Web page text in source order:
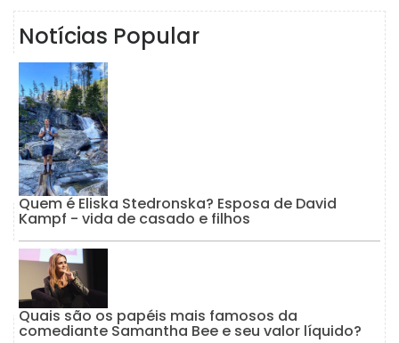
Notícias Popular
Quem é Eliska Stedronska? Esposa de David
Kampf - vida de casado e filhos
Quais são os papéis mais famosos da
comediante Samantha Bee e seu valor líquido?